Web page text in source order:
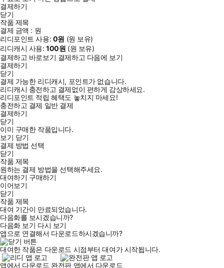
결제하기
닫기
작품 제목
결제 금액 : 원
리디포인트 사용: 0원 (원 보유)
리디캐시 사용:100원 (원 보유)
결제하고 바로보기 결제하고 다음에 보기
결제하기
닫기
결제 가능한 리디캐시, 포인트가 없습니다.
리디캐시 충전하고 결제없이 편하게 감상하세요.
리디포인트 적립 혜택도 놓치지 마세요!
충전하고 결제 일반 결제
결제하기
닫기
이미 구매한 작품입니다.
보기 닫기
결제 방법 선택
닫기
작품 제목
원하는 결제 방법을 선택해주세요.
대여하기 구매하기
이어보기
닫기
작품 제목
대여 기간이 만료되었습니다.
다음화를 보시겠습니까?
다음화 보기 다시 보기
앱으로 연결해서 다운로드하시겠습니까?
대여한 작품은 다운로드 시점부터 대여가 시작됩니다.
앱에서 다운로드 완전판 앱에서 다운로드